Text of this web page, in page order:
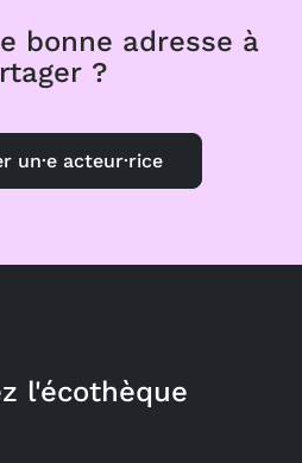
bonne adresse à
?
un·e acteur·rice
l'écothèque